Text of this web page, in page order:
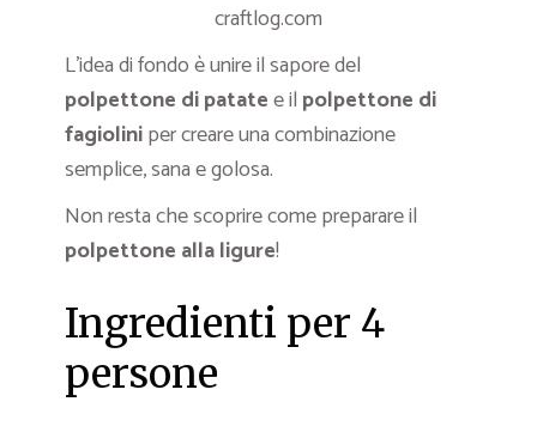
craftlog.com
L’idea di fondo è unire il sapore del
polpettone di patatee il polpettone di
fagioliniper creare una combinazione
semplice, sana e golosa.
Non resta che scoprire come preparare il
polpettone alla ligure!
Ingredienti per 4
persone